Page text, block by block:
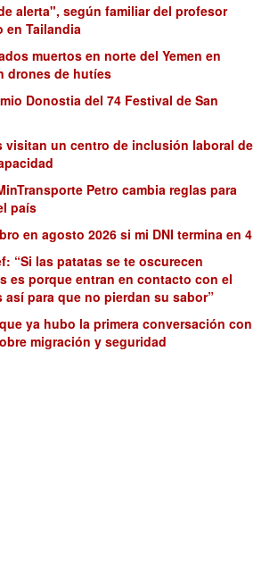
alerta", según familiar del profesor
en Tailandia
muertos en norte del Yemen en
drones de hutíes
Donostia del 74 Festival de San
visitan un centro de inclusión laboral de
Petro cambia reglas para
país
en agosto 2026 si mi DNI termina en 4
“Si las patatas se te oscurecen
es porque entran en contacto con el
para que no pierdan su sabor”
ya hubo la primera conversación con
migración y seguridad